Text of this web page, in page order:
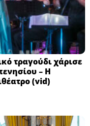
τραγούδι χάρισε
– Η
(vid)